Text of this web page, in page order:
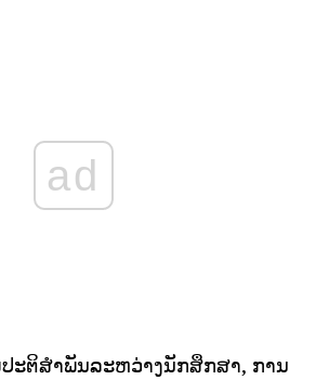
ad
ະຕິສໍາພັນລະຫວ່າງນັກສຶກສາ, ການ